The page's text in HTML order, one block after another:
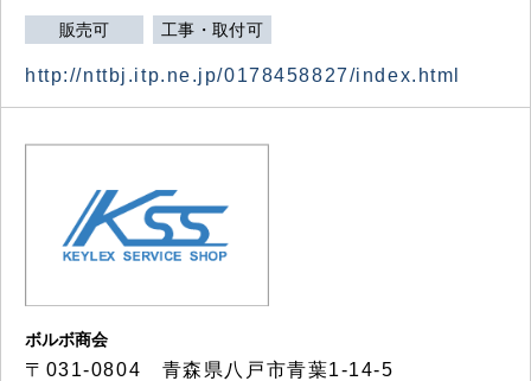
販売可 工事・取付可
http://nttbj.itp.ne.jp/0178458827/index.html
ボルボ商会
〒031-0804 青森県八戸市青葉1-14-5